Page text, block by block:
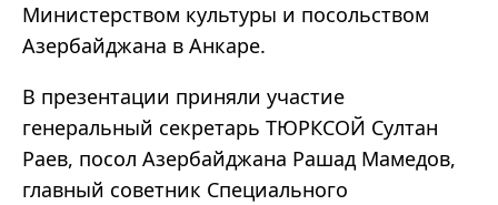
Министерством культуры и посольством
Азербайджана в Анкаре.
В презентации приняли участие
генеральный секретарь ТЮРКСОЙ Султан
Раев, посол Азербайджана Рашад Мамедов,
главный советник Специального